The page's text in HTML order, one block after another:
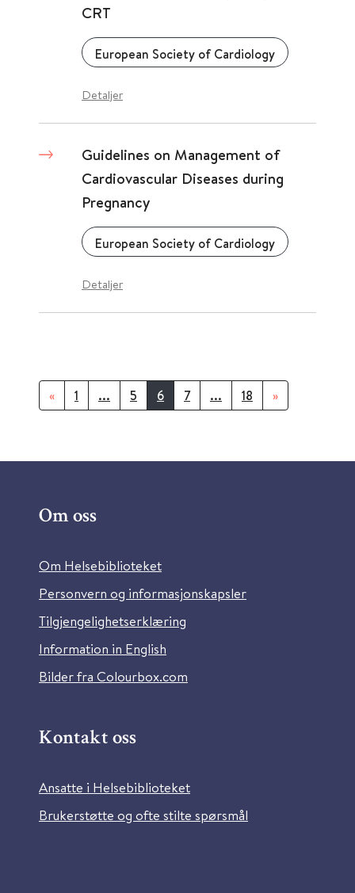
CRT
European Society of Cardiology
Detaljer
Guidelines on Management of
Cardiovascular Diseases during
Pregnancy
European Society of Cardiology
Detaljer
« 1 ... 5 6 7 ... 18 »
Om oss
Om Helsebiblioteket
Personvern og informasjonskapsler
Tilgjengelighetserklæring
Information in English
Bilder fra Colourbox.com
Kontakt oss
Ansatte i Helsebiblioteket
Brukerstøtte og ofte stilte spørsmål